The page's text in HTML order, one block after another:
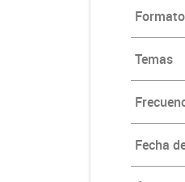
Formato
Temas
Fecha